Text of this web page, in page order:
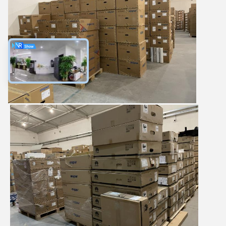
4:55 AM
Good day, what product are you looking for?